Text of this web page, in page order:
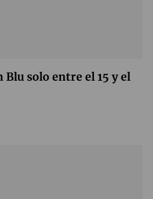
Blu solo entre el 15 y el